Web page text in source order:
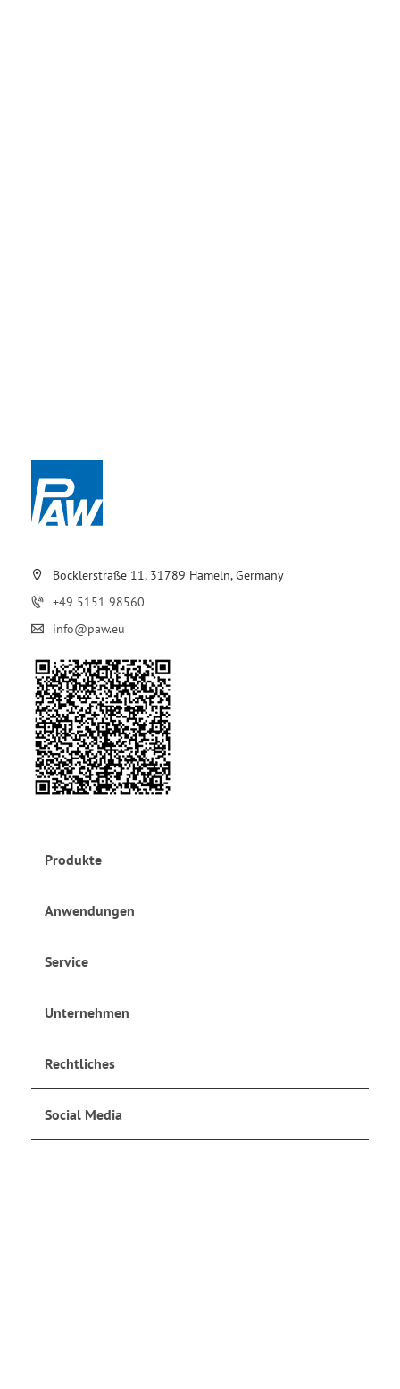
Böcklerstraße 11, 31789 Hameln, Germany
+49 5151 98560
info@paw.eu
Produkte
Anwendungen
Service
Unternehmen
Rechtliches
Social Media